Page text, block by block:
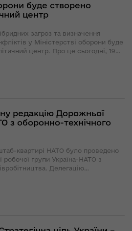
буде створено
центр
загроз та визначення
у Міністерстві оборони буде
центр. Про це сьогодні, 19
презентації програми
редакцію Дорожньої
з оборонно-технічного
квартирі НАТО було проведено
робочої групи Україна-НАТО з
Делегацію
Петренко, делегацію Альянсу
Гранд.